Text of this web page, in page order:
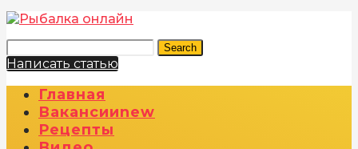
Search
Написать статью
Главная
ВакансииNew
Рецепты